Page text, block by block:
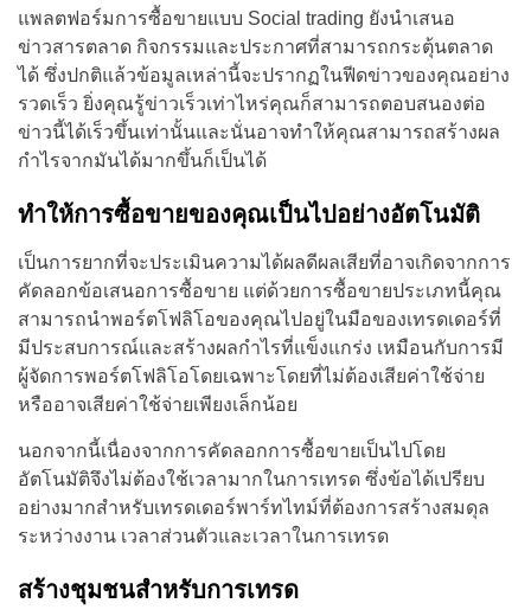
แพลตฟอร์มการซื้อขายแบบ Social trading ยังนำเสนอ
ข่าวสารตลาด กิจกรรมและประกาศที่สามารถกระตุ้นตลาด
ได้ ซึ่งปกติแล้วข้อมูลเหล่านี้จะปรากฏในฟีดข่าวของคุณอย่าง
รวดเร็ว ยิ่งคุณรู้ข่าวเร็วเท่าไหร่คุณก็สามารถตอบสนองต่อ
ข่าวนี้ได้เร็วขึ้นเท่านั้นและนั่นอาจทำให้คุณสามารถสร้างผล
กำไรจากมันได้มากขึ้นก็เป็นได้
ทำให้การซื้อขายของคุณเป็นไปอย่างอัตโนมัติ
เป็นการยากที่จะประเมินความได้ผลดีผลเสียที่อาจเกิดจากการ
คัดลอกข้อเสนอการซื้อขาย แต่ด้วยการซื้อขายประเภทนี้คุณ
สามารถนำพอร์ตโฟลิโอของคุณไปอยู่ในมือของเทรดเดอร์ที่
มีประสบการณ์และสร้างผลกำไรที่แข็งแกร่ง เหมือนกับการมี
ผู้จัดการพอร์ตโฟลิโอโดยเฉพาะโดยที่ไม่ต้องเสียค่าใช้จ่าย
หรืออาจเสียค่าใช้จ่ายเพียงเล็กน้อย
นอกจากนี้เนื่องจากการคัดลอกการซื้อขายเป็นไปโดย
อัตโนมัติจึงไม่ต้องใช้เวลามากในการเทรด ซึ่งข้อได้เปรียบ
อย่างมากสำหรับเทรดเดอร์พาร์ทไทม์ที่ต้องการสร้างสมดุล
ระหว่างงาน เวลาส่วนตัวและเวลาในการเทรด
สร้างชุมชนสำหรับการเทรด